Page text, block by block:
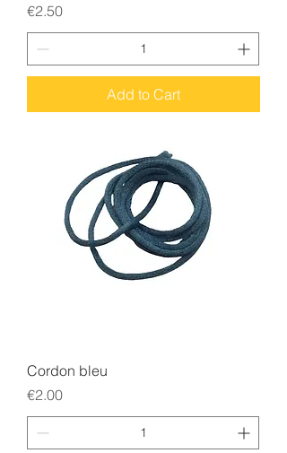
Price
€2.50
Add to Cart
Cordon bleu
Price
€2.00